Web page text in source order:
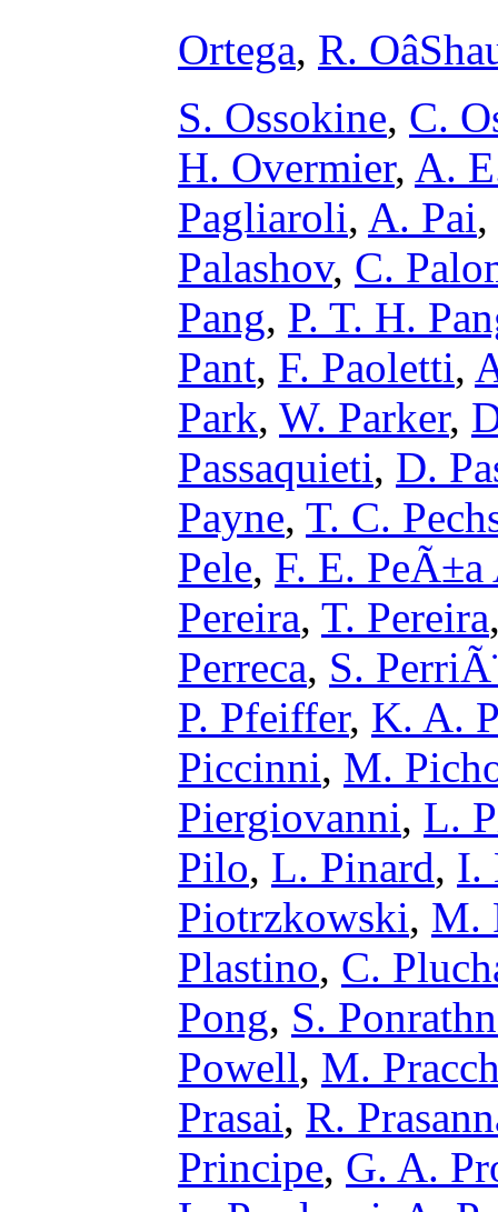
Ortega, R.
S. Ossokine, C.
H. Overmier, A.
Pagliaroli, A. Pai,
Palashov, C.
Pang, P. T. H.
Pant, F. Paoletti,
Park, W. Parker,
Passaquieti, D.
Payne, T. C.
Pele, F. E.
Pereira, T. Pereira
Perreca, S.
P. Pfeiffer, K. A.
Piccinni, M.
Piergiovanni, L.
Pilo, L. Pinard, I.
Piotrzkowski, M.
Plastino, C.
Pong, S.
Powell, M.
Prasai, R.
Principe, G. A.